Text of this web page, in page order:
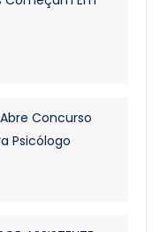
Concurso
Psicólogo